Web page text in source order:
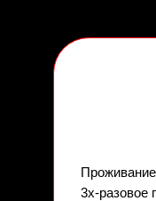
3х-разовое